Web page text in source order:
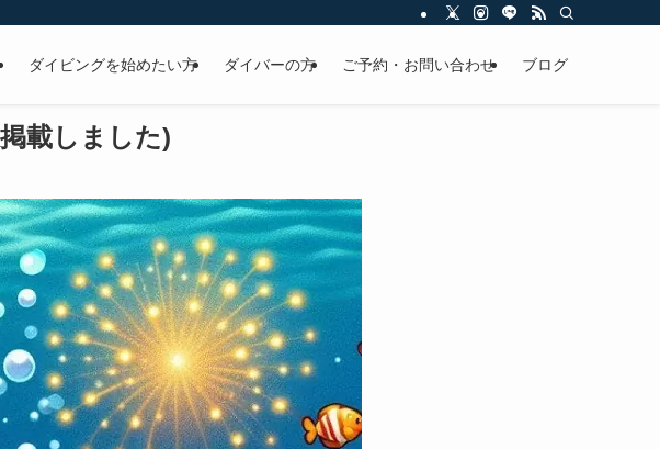
ダイビングを始めたい方 ダイバーの方 ご予約・お問い合わせ ブログ
載しました)